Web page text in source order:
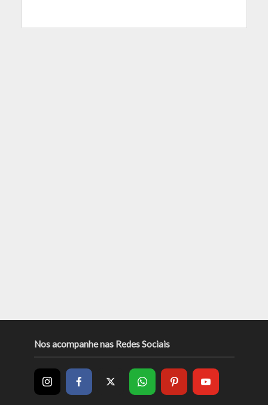
Nos acompanhe nas Redes Sociais